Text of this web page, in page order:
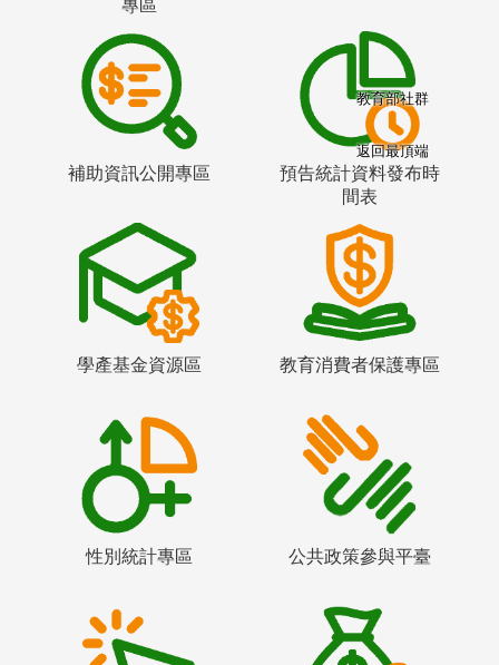
專區
補助資訊公開專區
預告統計資料發布時
間表
學產基金資源區 教育消費者保護專區
性別統計專區 公共政策參與平臺
教育部社群
返回最頂端